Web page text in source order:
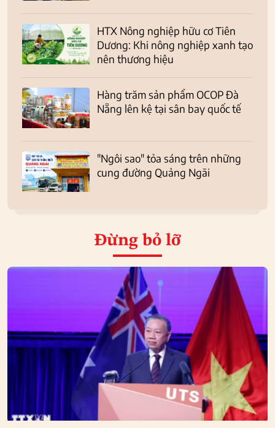
HTX Nông nghiệp hữu cơ Tiên
Dương: Khi nông nghiệp xanh tạo
nên thương hiệu
Hàng trăm sản phẩm OCOP Đà
Nẵng lên kệ tại sân bay quốc tế
"Ngôi sao" tỏa sáng trên những
cung đường Quảng Ngãi
Đừng bỏ lỡ